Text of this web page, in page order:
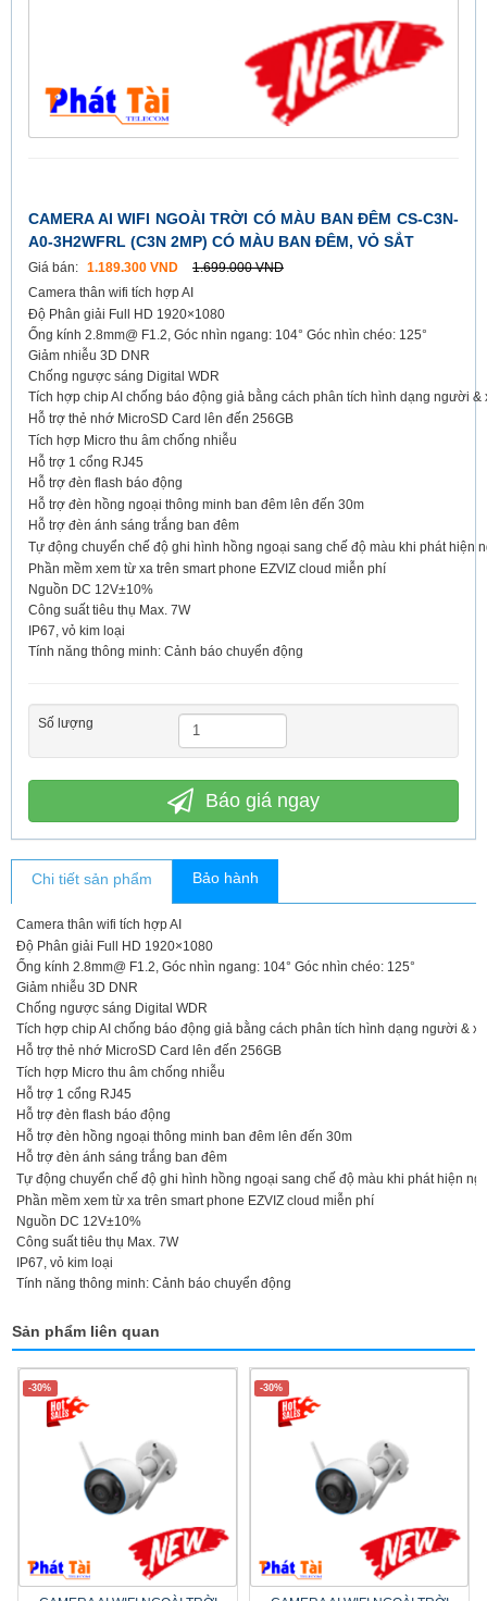
CAMERA AI WIFI NGOÀI TRỜI CÓ MÀU BAN ĐÊM CS-C3N-
A0-3H2WFRL (C3N 2MP) CÓ MÀU BAN ĐÊM, VỎ SẮT
Giá bán: 1.189.300 VND
1.699.000 VND
Camera thân wifi tích hợp AI
Độ Phân giải Full HD 1920×1080
Ống kính 2.8mm@ F1.2, Góc nhìn ngang: 104° Góc nhìn chéo: 125°
Giảm nhiễu 3D DNR
Chống ngược sáng Digital WDR
Tích hợp chip AI chống báo động giả bằng cách phân tích hình dạng người &
Hỗ trợ thẻ nhớ MicroSD Card lên đến 256GB
Tích hợp Micro thu âm chống nhiễu
Hỗ trợ 1 cổng RJ45
Hỗ trợ đèn flash báo động
Hỗ trợ đèn hồng ngoại thông minh ban đêm lên đến 30m
Hỗ trợ đèn ánh sáng trắng ban đêm
Tự động chuyển chế độ ghi hình hồng ngoại sang chế độ màu khi phát hiện
Phần mềm xem từ xa trên smart phone EZVIZ cloud miễn phí
Nguồn DC 12V±10%
Công suất tiêu thụ Max. 7W
IP67, vỏ kim loại
Tính năng thông minh: Cảnh báo chuyển động
Số lượng
Báo giá ngay
Chi tiết sản phẩm Bảo hành
Camera thân wifi tích hợp AI
Độ Phân giải Full HD 1920×1080
Ống kính 2.8mm@ F1.2, Góc nhìn ngang: 104° Góc nhìn chéo: 125°
Giảm nhiễu 3D DNR
Chống ngược sáng Digital WDR
Tích hợp chip AI chống báo động giả bằng cách phân tích hình dạng người & xe
Hỗ trợ thẻ nhớ MicroSD Card lên đến 256GB
Tích hợp Micro thu âm chống nhiễu
Hỗ trợ 1 cổng RJ45
Hỗ trợ đèn flash báo động
Hỗ trợ đèn hồng ngoại thông minh ban đêm lên đến 30m
Hỗ trợ đèn ánh sáng trắng ban đêm
Tự động chuyển chế độ ghi hình hồng ngoại sang chế độ màu khi phát hiện
Phần mềm xem từ xa trên smart phone EZVIZ cloud miễn phí
Nguồn DC 12V±10%
Công suất tiêu thụ Max. 7W
IP67, vỏ kim loại
Tính năng thông minh: Cảnh báo chuyển động
Sản phẩm liên quan
-30% -30%